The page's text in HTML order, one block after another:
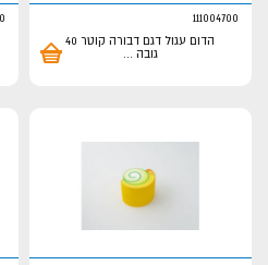
111004700
הדום עגול דגם דבורה קוטר 40
גובה